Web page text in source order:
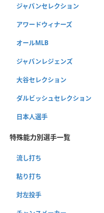
ジャパンセレクション
アワードウィナーズ
オールMLB
ジャパンレジェンズ
大谷セレクション
ダルビッシュセレクション
日本人選手
特殊能力別選手一覧
流し打ち
粘り打ち
対左投手